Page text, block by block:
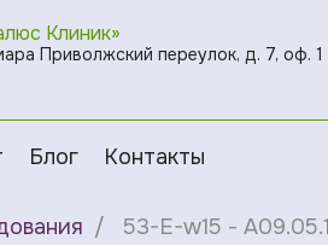
Клиник»
Приволжский переулок, д. 7, оф. 1
Блог Контакты
53-E-w15 -